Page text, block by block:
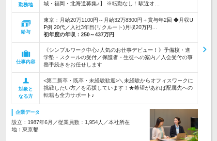
勤務地
城・福岡・北海道募集♪】 ※転勤なし！駅近オ…
給与
東京：月給20万1100円～月給32万8300円＋賞与年2回 ◆月収U
P例 20代／入社3年目(リクルート)月収20万円…
初年度の年収： 250～437万円
仕事内容
《シンプルワーク中心♪人気のお仕事デビュー！》予備校・進
学塾・スクールの受付／保護者・生徒への案内／入会受付の事
務手続きをお任せします
対象と
なる方
<第二新卒・既卒・未経験歓迎>＼未経験からオフィスワークに
挑戦したい方／を応援しています！★希望があれば配属先への
転籍も全力サポート♪
企業データ
設立：1987年6月／従業員数：1,954人／本社所在
地：東京都